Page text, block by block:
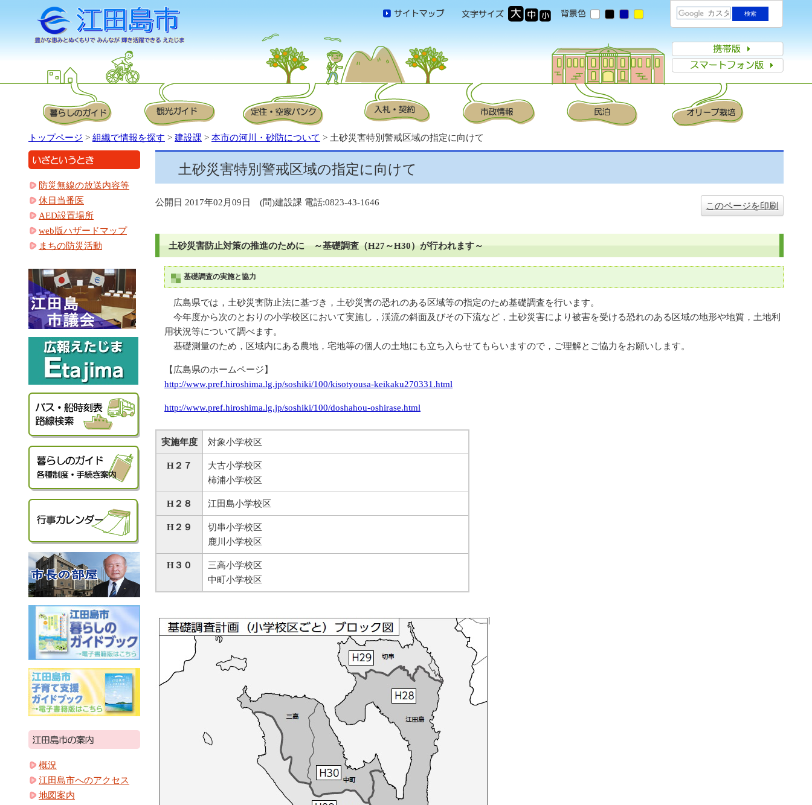
トップページ > 組織で情報を探す > 建設課 > 本市の河川・砂防について > 土砂災害特別警戒区域の指定に向けて
土砂災害特別警戒区域の指定に向けて
このページを印刷
公開日 2017年02月09日 (問)建設課 電話:0823-43-1646
土砂災害防止対策の推進のために ～基礎調査（H27～H30）が行われます～
基礎調査の実施と協力
広島県では，土砂災害防止法に基づき，土砂災害の恐れのある区域等の指定のため基礎調査を行います。
今年度から次のとおりの小学校区において実施し，渓流の斜面及びその下流など，土砂災害により被害を受ける恐れのある区域の地形や地質，土地利
用状況等について調べます。
基礎測量のため，区域内にある農地，宅地等の個人の土地にも立ち入らせてもらいますので，ご理解とご協力をお願いします。
【広島県のホームページ】
http://www.pref.hiroshima.lg.jp/soshiki/100/kisotyousa-keikaku270331.html
http://www.pref.hiroshima.lg.jp/soshiki/100/doshahou-oshirase.html
実施年度 対象小学校区
H２７
大古小学校区
柿浦小学校区
H２８ 江田島小学校区
H２９
切串小学校区
鹿川小学校区
H３０
三高小学校区
中町小学校区
防災無線の放送内容等
休日当番医
AED設置場所
web版ハザードマップ
まちの防災活動
概況
江田島市へのアクセス
地図案内